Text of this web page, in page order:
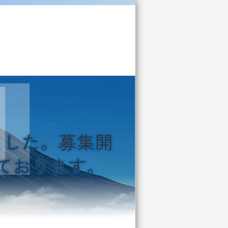
た。募集開
ります。